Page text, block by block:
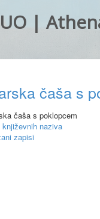
|
čaša s
čaša s poklopcem
naziva
zapisi